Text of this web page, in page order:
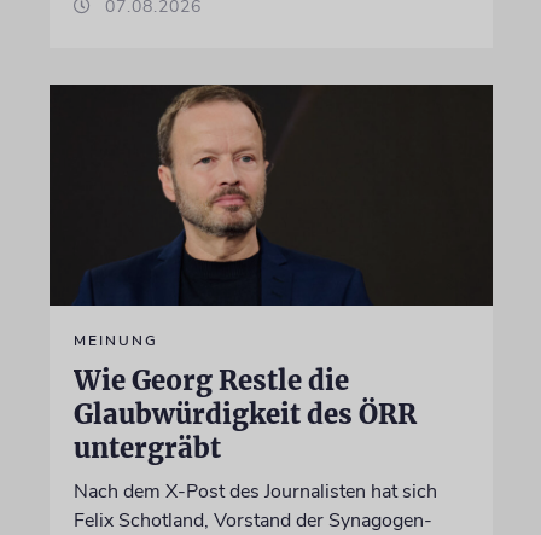
07.08.2026
MEINUNG
Wie Georg Restle die
Glaubwürdigkeit des ÖRR
untergräbt
Nach dem X-Post des Journalisten hat sich
Felix Schotland, Vorstand der Synagogen-